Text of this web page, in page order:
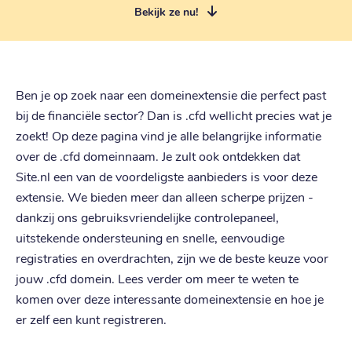
Bekijk ze nu!
Ben je op zoek naar een domeinextensie die perfect past
bij de financiële sector? Dan is .cfd wellicht precies wat je
zoekt! Op deze pagina vind je alle belangrijke informatie
over de .cfd domeinnaam. Je zult ook ontdekken dat
Site.nl een van de voordeligste aanbieders is voor deze
extensie. We bieden meer dan alleen scherpe prijzen -
dankzij ons gebruiksvriendelijke controlepaneel,
uitstekende ondersteuning en snelle, eenvoudige
registraties en overdrachten, zijn we de beste keuze voor
jouw .cfd domein. Lees verder om meer te weten te
komen over deze interessante domeinextensie en hoe je
er zelf een kunt registreren.